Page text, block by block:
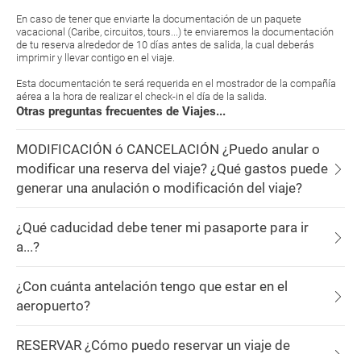
En caso de tener que enviarte la documentación de un paquete
vacacional (Caribe, circuitos, tours...) te enviaremos la documentación
de tu reserva alrededor de 10 días antes de salida, la cual deberás
imprimir y llevar contigo en el viaje.
Esta documentación te será requerida en el mostrador de la compañía
aérea a la hora de realizar el check-in el día de la salida.
Otras preguntas frecuentes de Viajes...
MODIFICACIÓN ó CANCELACIÓN ¿Puedo anular o
modificar una reserva del viaje? ¿Qué gastos puede
generar una anulación o modificación del viaje?
¿Qué caducidad debe tener mi pasaporte para ir
a...?
¿Con cuánta antelación tengo que estar en el
aeropuerto?
RESERVAR ¿Cómo puedo reservar un viaje de